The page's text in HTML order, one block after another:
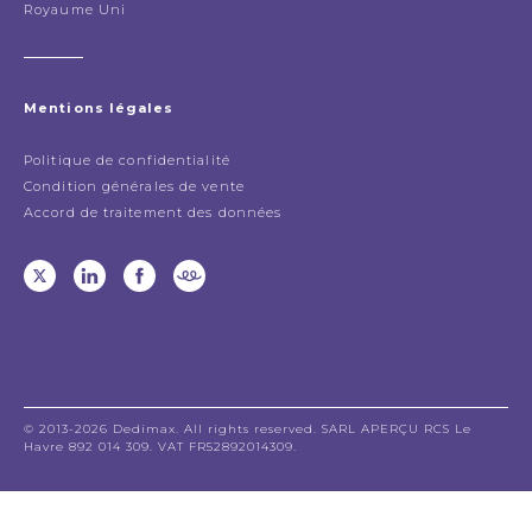
Royaume Uni
Mentions légales
Politique de confidentialité
Condition générales de vente
Accord de traitement des données
© 2013-2026 Dedimax. All rights reserved. SARL APERÇU RCS Le
Havre 892 014 309. VAT FR52892014309.